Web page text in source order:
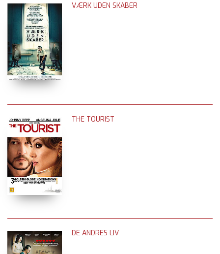
VÆRK UDEN SKABER
THE TOURIST
DE ANDRES LIV